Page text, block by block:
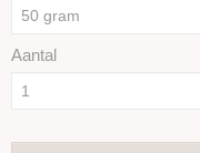
Aantal